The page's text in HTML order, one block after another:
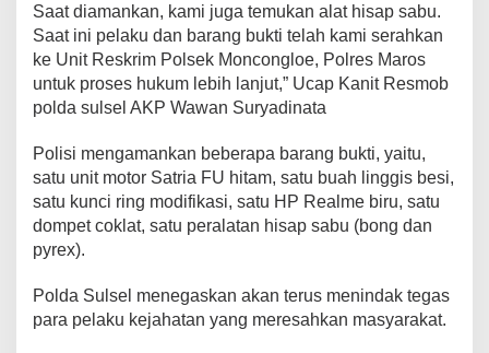
Saat diamankan, kami juga temukan alat hisap sabu.
Saat ini pelaku dan barang bukti telah kami serahkan
ke Unit Reskrim Polsek Moncongloe, Polres Maros
untuk proses hukum lebih lanjut,” Ucap Kanit Resmob
polda sulsel AKP Wawan Suryadinata
Polisi mengamankan beberapa barang bukti, yaitu,
satu unit motor Satria FU hitam, satu buah linggis besi,
satu kunci ring modifikasi, satu HP Realme biru, satu
dompet coklat, satu peralatan hisap sabu (bong dan
pyrex).
Polda Sulsel menegaskan akan terus menindak tegas
para pelaku kejahatan yang meresahkan masyarakat.